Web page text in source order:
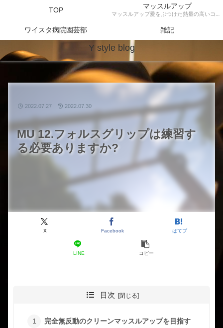
Y style blog
TOP マッスルアップ
マッスルアップ愛をぶつけた熱量の高いコンテンツ
ワイスタ病院園芸部 雑記
MU 12.フォルスグリップは練習す
る必要ありますか?
X Facebook はてブ
LINE コピー
2022.07.27 2022.07.30
目次
完全無反動のクリーンマッスルアップを目指す